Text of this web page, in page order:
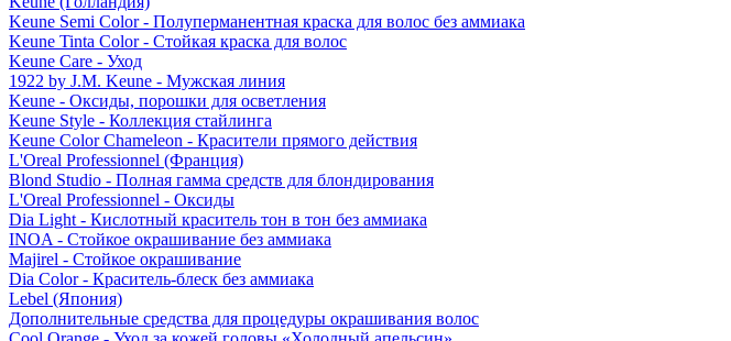
Keune Semi Color - Полуперманентная краска для волос без аммиака
Keune Tinta Color - Стойкая краска для волос
Keune Care - Уход
1922 by J.M. Keune - Мужская линия
Keune - Оксиды, порошки для осветления
Keune Style - Коллекция стайлинга
Keune Color Chameleon - Красители прямого действия
L'Oreal Professionnel (Франция)
Blond Studio - Полная гамма средств для блондирования
L'Oreal Professionnel - Оксиды
Dia Light - Кислотный краситель тон в тон без аммиака
INOA - Стойкое окрашивание без аммиака
Majirel - Стойкое окрашивание
Dia Color - Краситель-блеск без аммиака
Lebel (Япония)
Дополнительные средства для процедуры окрашивания волос